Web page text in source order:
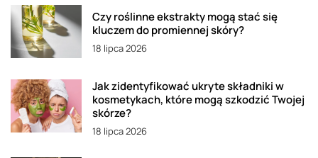
Czy roślinne ekstrakty mogą stać się
kluczem do promiennej skóry?
18 lipca 2026
Jak zidentyfikować ukryte składniki w
kosmetykach, które mogą szkodzić Twojej
skórze?
18 lipca 2026